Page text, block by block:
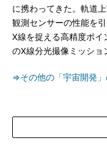
に携わってきた。軌道
観測センサーの性能を
X線を捉える高精度ポイ
のX線分光撮像ミッショ
⇒その他の「宇宙開発」